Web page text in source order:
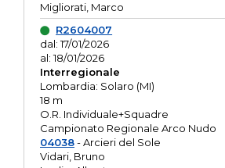
Migliorati, Marco
R2604007
dal: 17/01/2026
al: 18/01/2026
Interregionale
Lombardia: Solaro (MI)
18 m
O.R. Individuale+Squadre
Campionato Regionale Arco Nudo
04038- Arcieri del Sole
Vidari, Bruno